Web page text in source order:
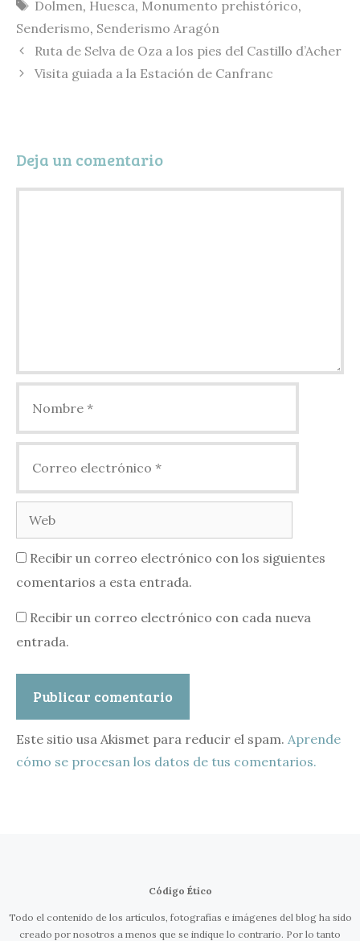
i
n
s
k
i
l
m
p
r
Etiquetas
Dolmen, Huesca, Monumento prehistórico,
Senderismo, Senderismo Aragón
Ruta de Selva de Oza a los pies del Castillo d’Acher
Visita guiada a la Estación de Canfranc
Deja un comentario
electrónico
Web
Recibir un correo electrónico con los siguientes
comentarios a esta entrada.
Recibir un correo electrónico con cada nueva
entrada.
Este sitio usa Akismet para reducir el spam. Aprende
cómo se procesan los datos de tus comentarios.
Código Ético
Todo el contenido de los artículos, fotografías e imágenes del blog ha sido
creado por nosotros a menos que se indique lo contrario. Por lo tanto